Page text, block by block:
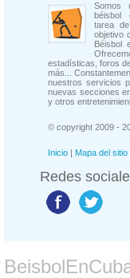
Somos
béisbol
tarea
objetivo
Béisbol
estadísticas, foros
más...
nuestros servicios
nuevas secciones
y otros
© copyright 2009 -
Inicio | Mapa del sitio
Redes